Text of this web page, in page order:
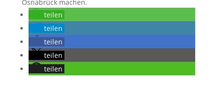
Osnabrück machen.
teilen
teilen
teilen
teilen
teilen